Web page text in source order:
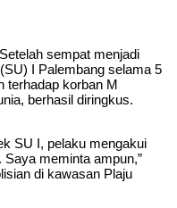
sempat menjadi
I Palembang selama 5
terhadap korban M
berhasil diringkus.
SU I, pelaku mengakui
Saya meminta ampun,”
di kawasan Plaju